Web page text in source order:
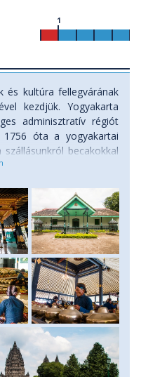
központja
1
kultúra fellegvárának
kezdjük. Yogyakarta
adminisztratív régiót
1756 óta a yogyakartai
becakokkal
tekinthető Marioboro
utazunk. A XVIII.
álló palotában
és a szultáni család
a közszolgák
láttára, a palota
szerencsénk van, akkor
játszó tradicionális jávai
is. A Kratonból egy kis
szultánok díszes
batikműhelybe utazunk,
művészetével, illetve
szebb batikolt textíliák
szállásunkra,